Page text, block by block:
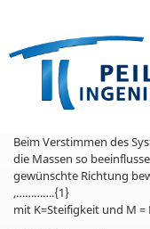
Beim Verstimmen des
die Massen so
gewünschte Richtung
,………….{1}
mit K=Steifigkeit und M =